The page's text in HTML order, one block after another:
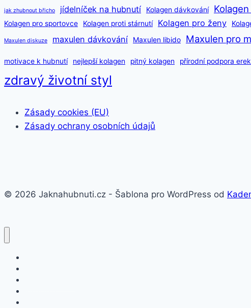
jak zhubnout břicho jídelníček na hubnutí Kolagen dávkování
Kolagen pro sportovce
Kolagen proti stárnutí Kolagen pro ženy
Maxulen diskuze maxulen dávkování Maxulen libido Maxulen pro
motivace k hubnutí nejlepší kolagen pitný kolagen přírodní podpora
zdravý životní styl
Zásady cookies (EU)
Zásady ochrany osobních údajů
© 2026 Jaknahubnuti.cz - Šablona pro WordPress od